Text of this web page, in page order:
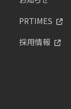
PRTIMES
採用情報